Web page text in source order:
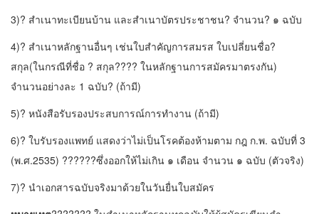
3)? สำเนาทะเบียนบ้าน และสำเนาบัตรประชาชน? จำนวน? ๑ ฉบับ
4)? สำเนาหลักฐานอื่นๆ เช่นใบสำคัญการสมรส ใบเปลี่ยนชื่อ?
สกุล(ในกรณีที่ชื่อ ? สกุล???? ในหลักฐานการสมัครมาตรงกัน)
จำนวนอย่างละ 1 ฉบับ? (ถ้ามี)
5)? หนังสือรับรองประสบการณ์การทำงาน (ถ้ามี)
6)? ใบรับรองแพทย์ แสดงว่าไม่เป็นโรคต้องห้ามตาม กฎ ก.พ. ฉบับที่ 3
(พ.ศ.2535) ??????ซึ่งออกให้ไม่เกิน ๑ เดือน จำนวน ๑ ฉบับ (ตัวจริง)
7)? นำเอกสารฉบับจริงมาด้วยในวันยื่นใบสมัคร